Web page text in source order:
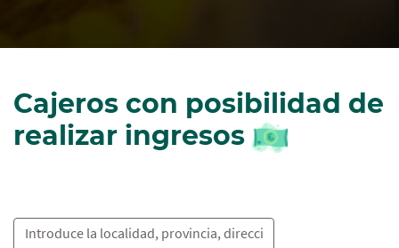
Cajeros con posibilidad de
realizar ingresos